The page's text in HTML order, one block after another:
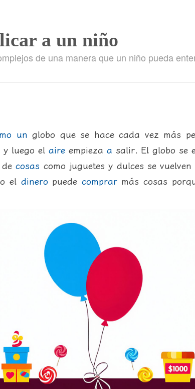
a un niño
de una manera que un niño pueda
un globo que se hace cada vez más
luego el aireempieza a salir. El globo se
decosas como juguetes y dulces se vuelven
el dinero puede comprarmás cosas